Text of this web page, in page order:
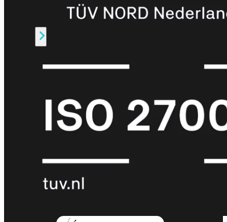
Producten
FortiGate
FortiSwitch
FortiAP
FortiAnalyzer